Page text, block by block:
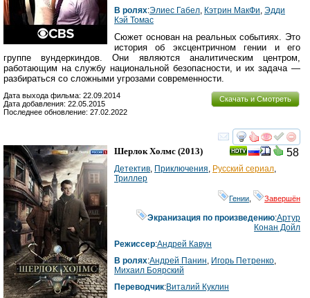
В ролях:Элиес Габел, Кэтрин МакФи, Эдди
Кэй Томас
Сюжет основан на реальных событиях. Это
история об эксцентричном гении и его
группе вундеркиндов. Они являются аналитическим центром,
работающим на службу национальной безопасности, и их задача —
разбираться со сложными угрозами современности.
Скачать и Смотреть
Дата выхода фильма: 22.09.2014
Дата добавления: 22.05.2015
Последнее обновление: 27.02.2022
смотреть
58
Шерлок Холмс (2013)
Детектив, Приключения, Русский сериал,
Триллер
Гении Завершён
Экранизация по произведению:Артур
Конан Дойл
Режиссер:Андрей Кавун
В ролях:Андрей Панин, Игорь Петренко,
Михаил Боярский
Переводчик:Виталий Куклин